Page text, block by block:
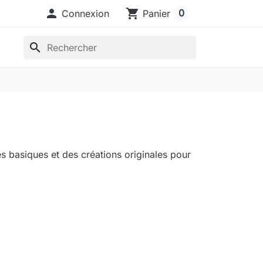
 Connexion shopping_cart Panier 0
search
basiques et des créations originales pour